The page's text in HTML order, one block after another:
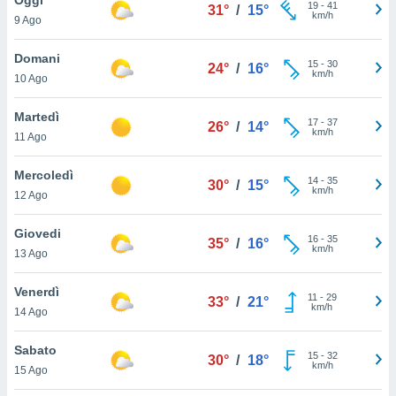
è
al sito
di
ci
di
il
un
la
nella
9 Ago
31° / 15° 19- 41
km/h
Domani
10 Ago
24° / 16° 15- 30
km/h
Martedì
11 Ago
26° / 14° 17- 37
km/h
Mercoledì
12 Ago
30° / 15° 14- 35
km/h
Giovedi
13 Ago
35° / 16° 16- 35
km/h
Venerdì
14 Ago
33° / 21° 11 - 29
km/h
Sabato
15 Ago
30° / 18° 15- 32
km/h